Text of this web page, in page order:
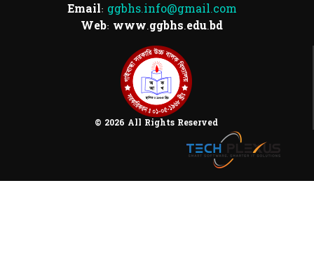
© 2026 All Rights Reserved
Email: ggbhs.info@gmail.com
Web: www.ggbhs.edu.bd